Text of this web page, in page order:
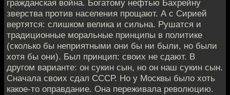
гражданская война. Богатому нефтью Бахрейну
зверства против населения прощают. А с Сирией
вертятся: слишком велика и сильна. Рушатся и
традиционные моральные принципы в политике
(сколько бы неприятными они бы ни были, но были
хотя бы они). Был принцип: своих не сдают. В
другом варианте: он сукин сын, но он наш сукин сын.
Сначала своих сдал СССР. Но у Москвы было хоть
какое-то оправдание. Она переживала революцию.